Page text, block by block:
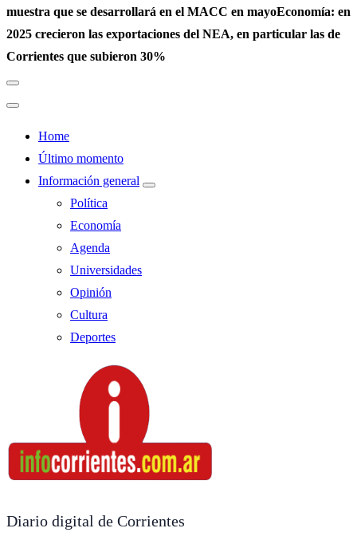
muestra que se desarrollará en el MACC en mayoEconomía: en
2025 crecieron las exportaciones del NEA, en particular las de
Corrientes que subieron 30%
Home
Último momento
Información general
Política
Economía
Agenda
Universidades
Opinión
Cultura
Deportes
Diario digital de Corrientes